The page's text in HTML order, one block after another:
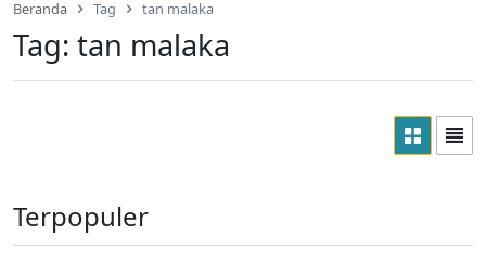
Beranda Tag tan malaka
Tag: tan malaka
Terpopuler